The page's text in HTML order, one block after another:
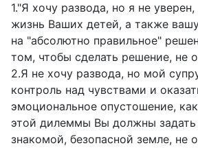
1."Я хочу развода, но я не
жизнь Ваших детей, а также
на "абсолютно правильное"
том, чтобы сделать решение, не
2.Я не хочу развода, но мой
контроль над чувствами и
эмоциональное опустошение,
этой дилеммы Вы должны
знакомой, безопасной земле, не